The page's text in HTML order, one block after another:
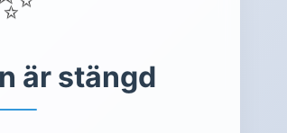
är stängd